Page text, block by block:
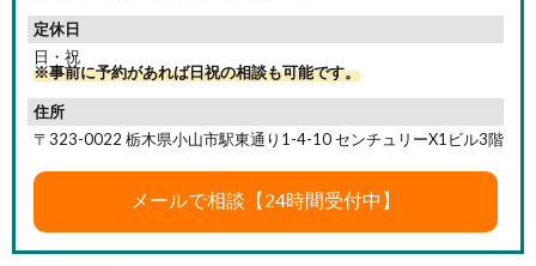
定休日
日・祝
※事前に予約があれば日祝の相談も可能です。
住所
〒323-0022 栃木県小山市駅東通り1-4-10 センチュリーX1ビル3階